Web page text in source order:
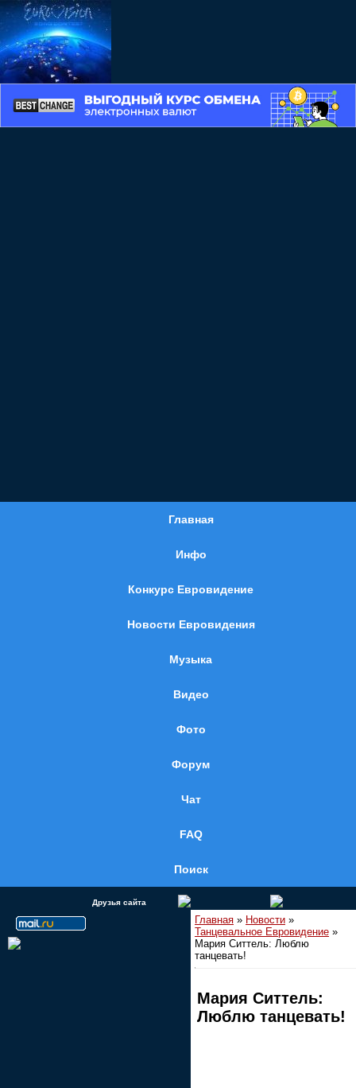
Главная
Инфо
Конкурс Евровидение
Новости Евровидения
Музыка
Видео
Фото
Форум
Чат
FAQ
Поиск
Друзья сайта
Главная » Новости »
Танцевальное Евровидение »
Мария Ситтель: Люблю
танцевать!
Мария Ситтель:
Люблю танцевать!